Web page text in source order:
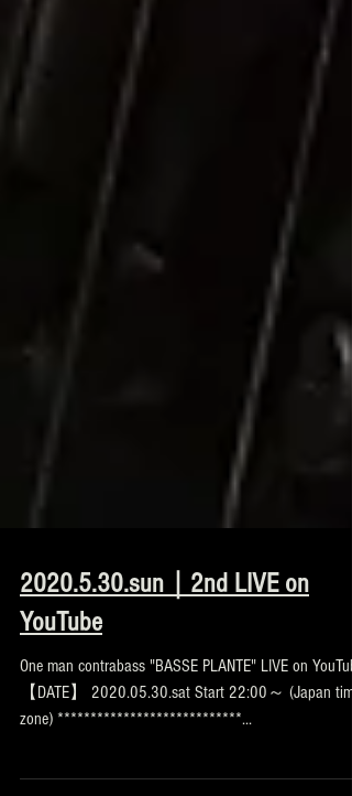
2020.5.30.sun｜2nd LIVE on
YouTube
One man contrabass "BASSE PLANTE" LIVE on
【DATE】 2020.05.30.sat Start 22:00～ (Japan time